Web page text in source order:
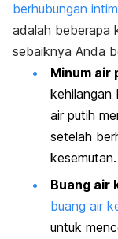
berhubungan intim
adalah beberapa
sebaiknya Anda
Minum air
kehilangan
air putih
setelah
kesemutan.
Buang air
buang air
untuk